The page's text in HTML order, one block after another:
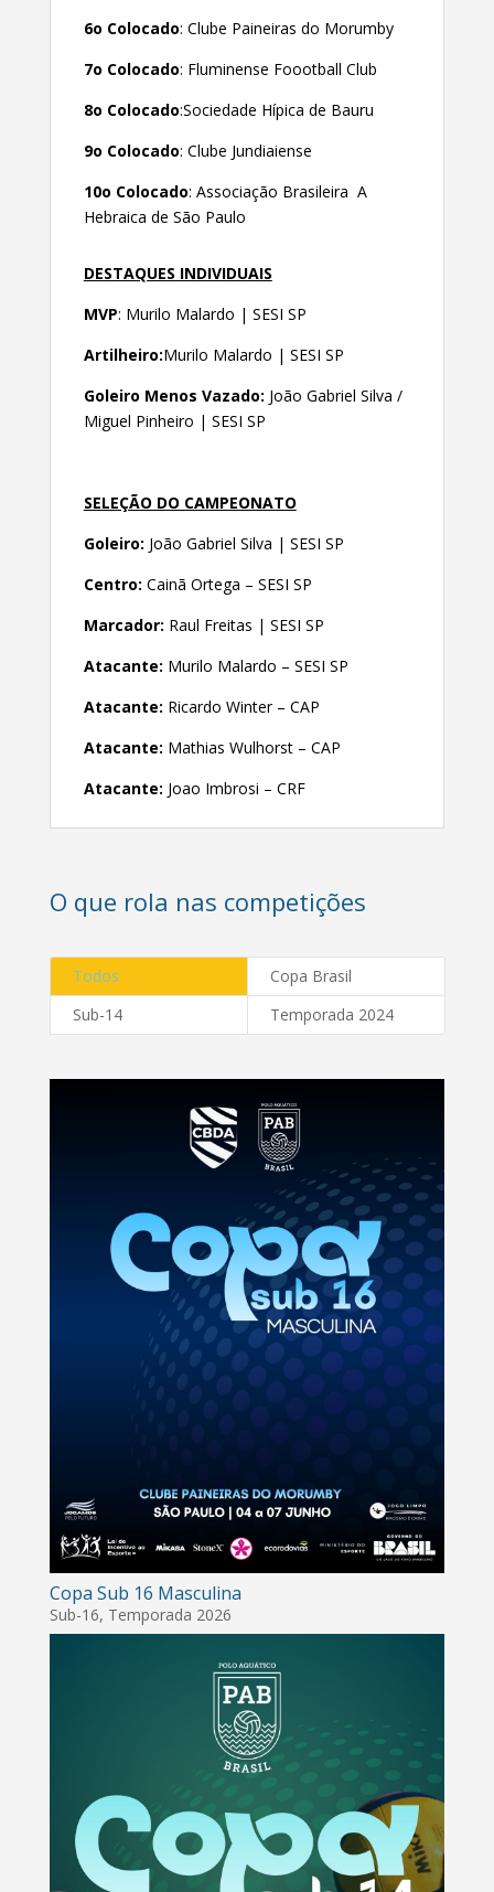
6o Colocado: Clube Paineiras do Morumby
7o Colocado: Fluminense Foootball Club
8o Colocado:Sociedade Hípica de Bauru
9o Colocado: Clube Jundiaiense
10o Colocado: Associação Brasileira A
Hebraica de São Paulo
DESTAQUES INDIVIDUAIS
MVP: Murilo Malardo | SESI SP
Artilheiro:Murilo Malardo | SESI SP
Goleiro Menos Vazado: João Gabriel Silva /
Miguel Pinheiro | SESI SP
SELEÇÃO DO CAMPEONATO
Goleiro: João Gabriel Silva | SESI SP
Centro: Cainã Ortega – SESI SP
Marcador: Raul Freitas | SESI SP
Atacante: Murilo Malardo – SESI SP
Atacante: Ricardo Winter – CAP
Atacante: Mathias Wulhorst – CAP
Atacante: Joao Imbrosi – CRF
O que rola nas competições
Todos
Copa Brasil
Sub-14
Temporada 2024
Copa Sub 16 Masculina
Sub-16, Temporada 2026